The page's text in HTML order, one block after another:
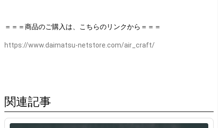
＝＝＝商品のご購入は、こちらのリンクから＝＝＝
https://www.daimatsu-netstore.com/air_craft/
関連記事